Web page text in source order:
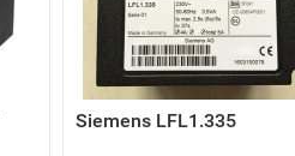
Siemens LFL1.335